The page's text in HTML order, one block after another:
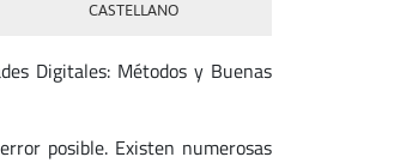
CASTELLANO
Digitales: Métodos y Buenas
posible. Existen numerosas